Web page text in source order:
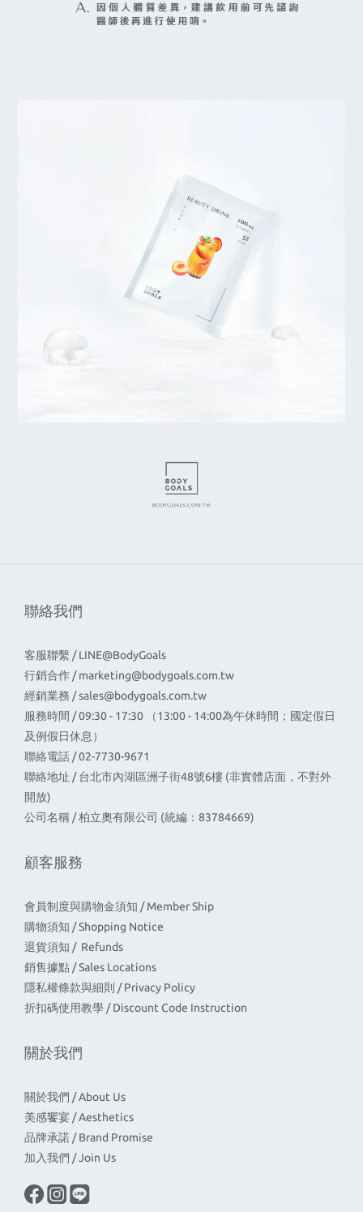
聯絡我們
客服聯繫 / LINE@BodyGoals
行銷合作 /marketing@bodygoals.com.tw
經銷業務 /sales@bodygoals.com.tw
服務時間 / 09:30 - 17:30 （13:00 - 14:00為午休時間；國定假日
及例假日休息）
聯絡電話 / 02-7730-9671
聯絡地址 / 台北市內湖區洲子街48號6樓 (非實體店面，不對外
開放)
公司名稱 / 柏立奧有限公司 (統編：83784669)
顧客服務
會員制度與購物金須知 / Member Ship
購物須知 / Shopping Notice
退貨須知 / Refunds
銷售據點 / Sales Locations
隱私權條款與細則 / Privacy Policy
折扣碼使用教學 / Discount Code Instruction
關於我們
關於我們 / About Us
美感饗宴 / Aesthetics
品牌承諾 / Brand Promise
加入我們 / Join Us